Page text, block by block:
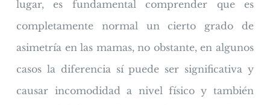
lugar, es fundamental comprender que es
completamente normal un cierto grado de
asimetría en las mamas, no obstante, en algunos
casos la diferencia sí puede ser significativa y
causar incomodidad a nivel físico y también